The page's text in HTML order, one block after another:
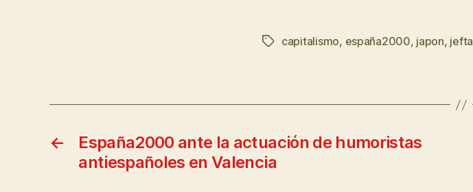
capitalismo, españa2000, japon, jefta
←
España2000 ante la actuación de humoristas
antiespañoles en Valencia